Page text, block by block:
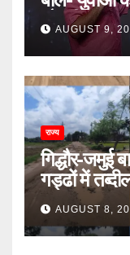
नौकरी के
AUGUST 9,
राज्य
गिद्धौर-जमुई
गड्ढों में
डालकर सफर
AUGUST 8,